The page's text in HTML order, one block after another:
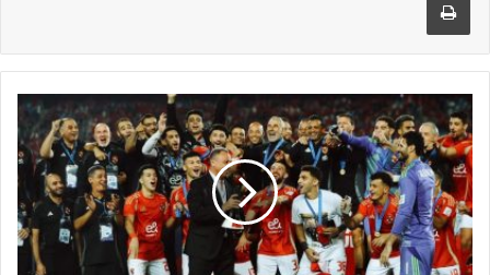
ماذا
حققت
الكرة
العربية
عالميا
وقاريا
في
2024؟